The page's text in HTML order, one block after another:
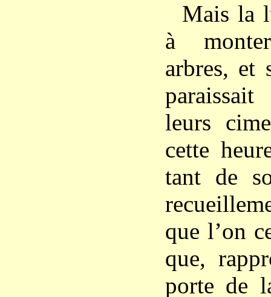
Mais la
à
arbres, et
leurs
cette
tant de
que l’on
que,
porte de